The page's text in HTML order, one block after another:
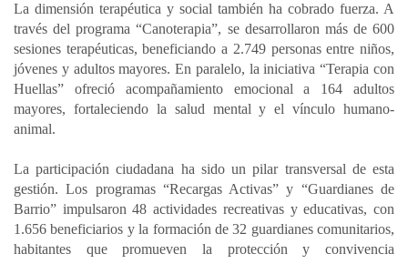
La dimensión terapéutica y social también ha cobrado fuerza. A
través del programa “Canoterapia”, se desarrollaron más de 600
sesiones terapéuticas, beneficiando a 2.749 personas entre niños,
jóvenes y adultos mayores. En paralelo, la iniciativa “Terapia con
Huellas” ofreció acompañamiento emocional a 164 adultos
mayores, fortaleciendo la salud mental y el vínculo humano-
animal.
La participación ciudadana ha sido un pilar transversal de esta
gestión. Los programas “Recargas Activas” y “Guardianes de
Barrio” impulsaron 48 actividades recreativas y educativas, con
1.656 beneficiarios y la formación de 32 guardianes comunitarios,
habitantes que promueven la protección y convivencia